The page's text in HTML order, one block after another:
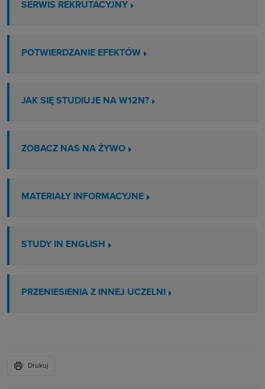
SERWIS REKRUTACYJNY
POTWIERDZANIE EFEKTÓW
JAK SIĘ STUDIUJE NA W12N?
ZOBACZ NAS NA ŻYWO
MATERIAŁY INFORMACYJNE
STUDY IN ENGLISH
PRZENIESIENIA Z INNEJ UCZELNI
Drukuj